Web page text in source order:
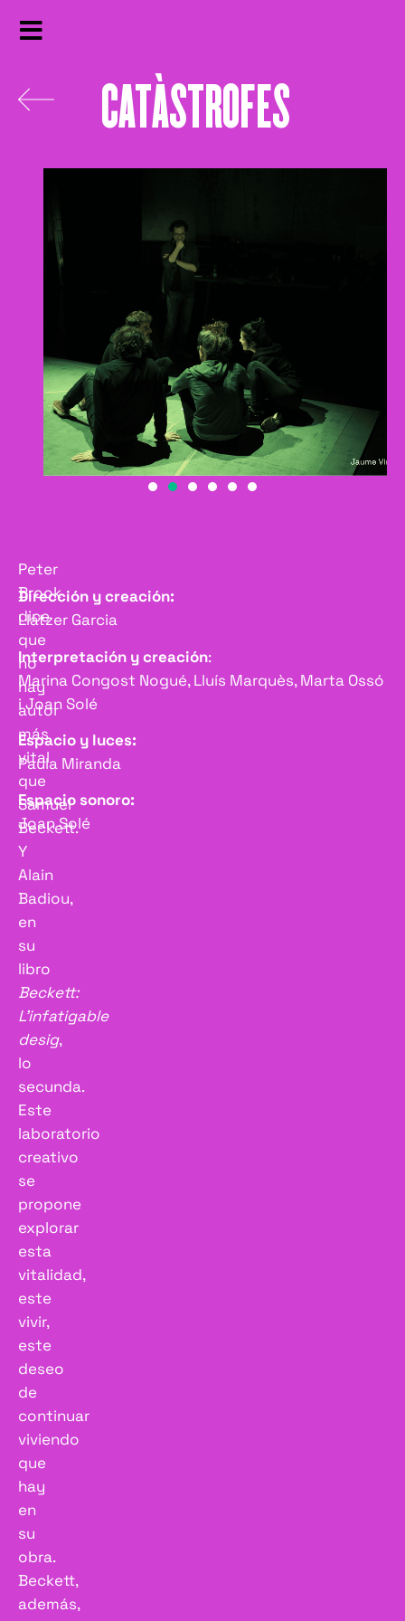
CATÀSTROFES
Peter
Brook
dice
que
no
hay
autor
más
vital
que
Samuel
Beckett.
Y
Alain
Badiou,
en
su
libro
Beckett:
L’infatigable
desig,
lo
secunda.
Este
laboratorio
creativo
se
propone
explorar
esta
vitalidad,
este
vivir,
este
deseo
de
continuar
viviendo
que
hay
en
su
obra.
Beckett,
además,
Dirección y creación:
Llàtzer Garcia
Interpretación y creación:
Marina Congost Nogué, Lluís Marquès, Marta Ossó
i Joan Solé
Espacio y luces:
Paula Miranda
Espacio sonoro:
Joan Solé